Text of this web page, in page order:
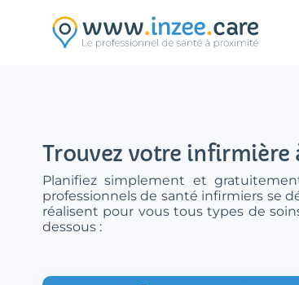
Trouvez votre infirmière
Planifiez simplement et
professionnels de santé infirmiers se
réalisent pour vous tous types de
dessous :